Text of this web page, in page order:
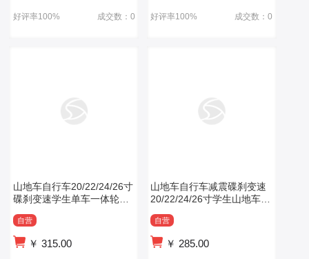
好评率100% 成交数：0 好评率100% 成交数：0
山地车自行车20/22/24/26寸
碟刹变速学生单车一体轮减
自营
￥ 315.00
山地车自行车减震碟刹变速
20/22/24/26寸学生山地车一
自营
￥ 285.00